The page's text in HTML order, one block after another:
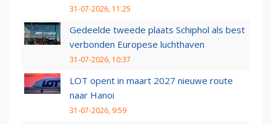
31-07-2026, 11:25
Gedeelde tweede plaats Schiphol als best
verbonden Europese luchthaven
31-07-2026, 10:37
LOT opent in maart 2027 nieuwe route
naar Hanoi
31-07-2026, 9:59